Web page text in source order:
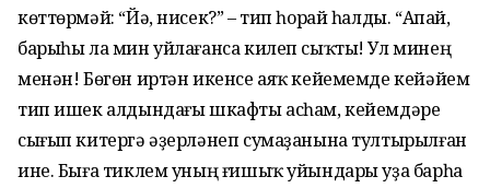
көттөрмәй: “Йә, нисек?” – тип һорай һалды. “Апай,
барыһы ла мин уйлағанса килеп сыҡты! Ул минең
менән! Бөгөн иртән икенсе аяҡ кейемемде кейәйем
тип ишек алдындағы шкафты асһам, кейемдәре
сығып китергә әҙерләнеп сумаҙанына тултырылған
ине. Быға тиклем уның ғишыҡ уйындары уҙа барһа